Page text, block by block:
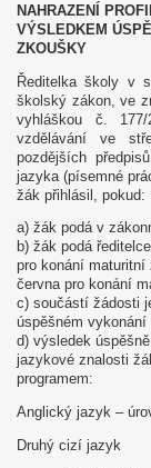
NAHRAZENÍ
VÝSLEDKEM
ZKOUŠKY
Ředitelka školy v
školský zákon, ve
vyhláškou č.
vzdělávání ve
pozdějších
jazyka (písemné
žák přihlásil, pokud:
a) žák podá v
b) žák podá
pro konání
června pro konání
c) součástí žádosti
úspěšném
d) výsledek
jazykové znalosti
programem:
Anglický jazyk –
Druhý cizí jazyk